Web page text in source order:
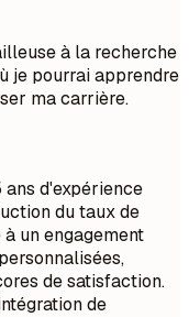
à la recherche
je pourrai apprendre
ma carrière.
ans d'expérience
du taux de
à un engagement
de satisfaction.
de